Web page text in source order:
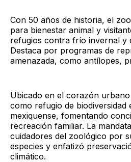
Con 50 años de historia, el
para bienestar animal y
refugios contra frío invernal y
Destaca por programas de
amenazada, como antílopes,
Ubicado en el corazón
como refugio de biodiversidad
mexiquense, fomentando
recreación familiar. La
cuidadores del zoológico por
especies y enfatizó
climático.